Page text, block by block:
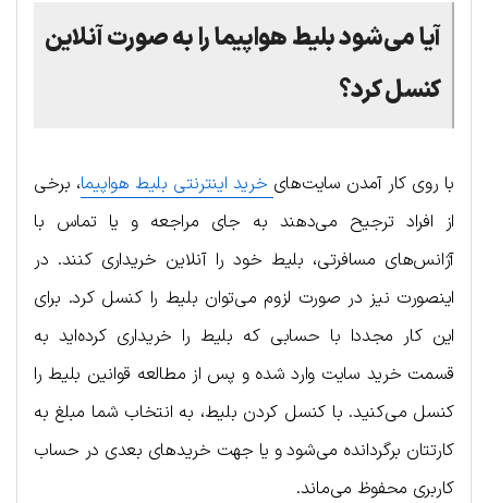
آیا می‌شود بلیط هواپیما را به‌ صورت آنلاین
کنسل کرد؟
با روی کار آمدن سایت‌های خرید اینترنتی بلیط هواپیما، برخی
از افراد ترجیح می‌دهند به جای مراجعه و یا تماس با
آژانس‌های مسافرتی، بلیط خود را آنلاین خریداری کنند. در
اینصورت نیز در صورت لزوم می‌توان بلیط را کنسل کرد. برای
این کار مجددا با حسابی که بلیط را خریداری کرده‌اید به
قسمت خرید سایت وارد شده و پس از مطالعه قوانین بلیط را
کنسل می‌کنید. با کنسل کردن بلیط، به انتخاب شما مبلغ به
کارتتان برگردانده می‌شود و یا جهت خریدهای بعدی در حساب
کاربری محفوظ می‌ماند.